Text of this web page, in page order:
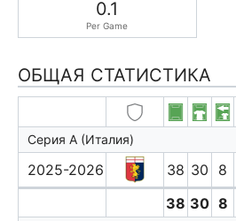
0.1
Per Game
ОБЩАЯ СТАТИСТИКА
Серия А (Италия)
2025-2026 38 30 8
38 30 8